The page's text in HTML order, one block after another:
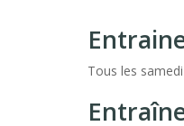
Tous les